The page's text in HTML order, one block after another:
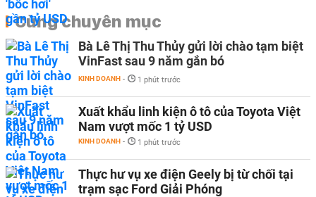
Cùng chuyên mục
Bà Lê Thị Thu Thủy gửi lời chào tạm biệt
VinFast sau 9 năm gắn bó
KINH DOANH - 1 phút trước
Xuất khẩu linh kiện ô tô của Toyota Việt
Nam vượt mốc 1 tỷ USD
KINH DOANH - 1 phút trước
Thực hư vụ xe điện Geely bị từ chối tại
trạm sạc Ford Giải Phóng